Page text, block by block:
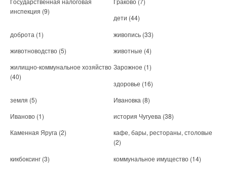
инспекция (9)
дети (44)
доброта (1) живопись (33)
животноводство (5) животные (4)
жилищно-коммунальное хозяйство
(40)
Зарожное (1)
здоровье (16)
земля (5) Ивановка (8)
Иваново (1) история Чугуева (38)
Каменная Яруга (2)
кафе, бары, рестораны, столовые
(2)
кикбоксинг (3) коммунальное имущество (14)